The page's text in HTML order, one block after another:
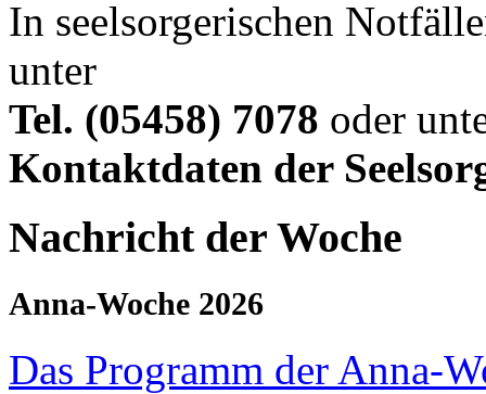
In seelsorgerischen
unter
Tel. (05458) 7078 oder
Kontaktdaten der
Nachricht der Woche
Anna-Woche 2026
Das Programm der Anna-